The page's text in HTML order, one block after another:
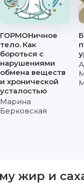
ГОРМОНичное
тело. Как
бороться с
нарушениями
обмена веществ
и хронической
усталостью
Марина
Берковская
жир и